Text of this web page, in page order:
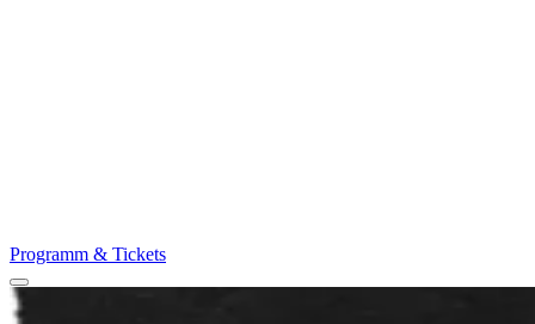
Programm & Tickets
Menü
öffnen